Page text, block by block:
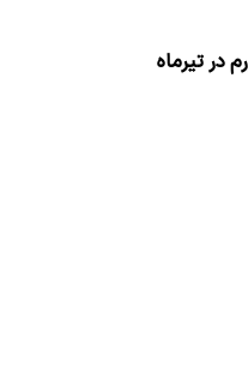
در تیرماه